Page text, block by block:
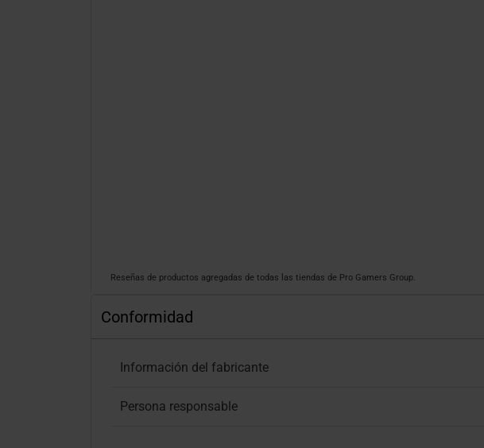
Reseñas de productos agregadas de todas las tiendas de Pro Gamers Group.
Conformidad
Información del fabricante
Persona responsable